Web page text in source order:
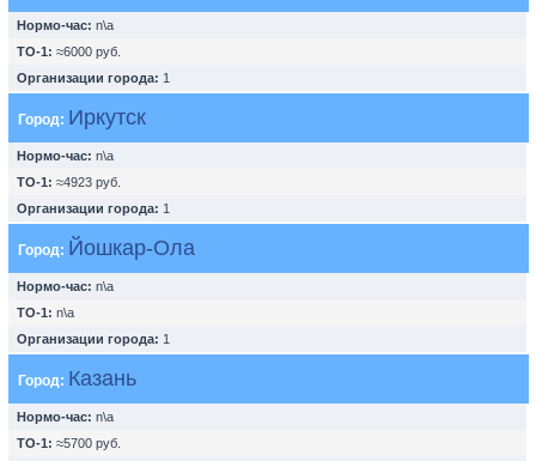
Нормо-час: n\a
ТО-1: ≈6000 руб.
Организации города: 1
Город: Иркутск
Нормо-час: n\a
ТО-1: ≈4923 руб.
Организации города: 1
Город: Йошкар-Ола
Нормо-час: n\a
ТО-1: n\a
Организации города: 1
Город: Казань
Нормо-час: n\a
ТО-1: ≈5700 руб.